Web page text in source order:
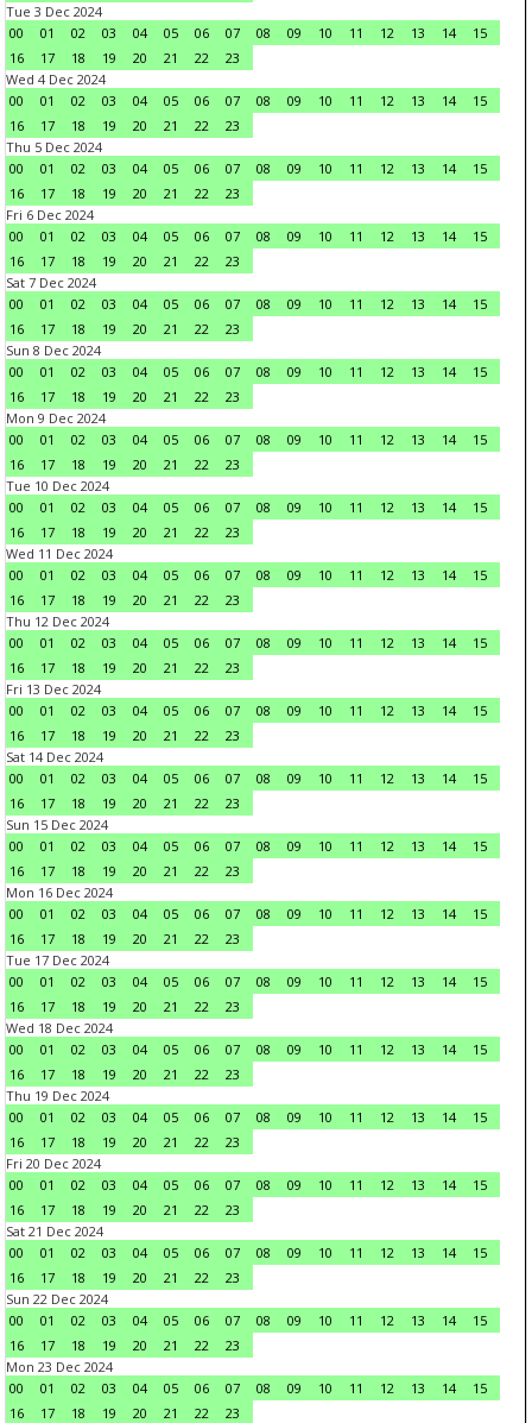
Tue 3 Dec 2024
00
01 02 03 04 05 06 07 08 09 10 11 12 13 14
15
16
17 18 19 20 21 22
23
Wed 4 Dec 2024
00
01 02 03 04 05 06 07 08 09 10 11 12 13 14
15
16
17 18 19 20 21 22
23
Thu 5 Dec 2024
00
01 02 03 04 05 06 07 08 09 10 11 12 13 14
15
16
17 18 19 20 21 22
23
Fri 6 Dec 2024
00
01 02 03 04 05 06 07 08 09 10 11 12 13 14
15
16
17 18 19 20 21 22
23
Sat 7 Dec 2024
00
01 02 03 04 05 06 07 08 09 10 11 12 13 14
15
16
17 18 19 20 21 22
23
Sun 8 Dec 2024
00
01 02 03 04 05 06 07 08 09 10 11 12 13 14
15
16
17 18 19 20 21 22
23
Mon 9 Dec 2024
00
01 02 03 04 05 06 07 08 09 10 11 12 13 14
15
16
17 18 19 20 21 22
23
Tue 10 Dec 2024
00
01 02 03 04 05 06 07 08 09 10 11 12 13 14
15
16
17 18 19 20 21 22
23
Wed 11 Dec 2024
00
01 02 03 04 05 06 07 08 09 10 11 12 13 14
15
16
17 18 19 20 21 22
23
Thu 12 Dec 2024
00
01 02 03 04 05 06 07 08 09 10 11 12 13 14
15
16
17 18 19 20 21 22
23
Fri 13 Dec 2024
00
01 02 03 04 05 06 07 08 09 10 11 12 13 14
15
16
17 18 19 20 21 22
23
Sat 14 Dec 2024
00
01 02 03 04 05 06 07 08 09 10 11 12 13 14
15
16
17 18 19 20 21 22
23
Sun 15 Dec 2024
00
01 02 03 04 05 06 07 08 09 10 11 12 13 14
15
16
17 18 19 20 21 22
23
Mon 16 Dec 2024
00
01 02 03 04 05 06 07 08 09 10 11 12 13 14
15
16
17 18 19 20 21 22
23
Tue 17 Dec 2024
00
01 02 03 04 05 06 07 08 09 10 11 12 13 14
15
16
17 18 19 20 21 22
23
Wed 18 Dec 2024
00
01 02 03 04 05 06 07 08 09 10 11 12 13 14
15
16
17 18 19 20 21 22
23
Thu 19 Dec 2024
00
01 02 03 04 05 06 07 08 09 10 11 12 13 14
15
16
17 18 19 20 21 22
23
Fri 20 Dec 2024
00
01 02 03 04 05 06 07 08 09 10 11 12 13 14
15
16
17 18 19 20 21 22
23
Sat 21 Dec 2024
00
01 02 03 04 05 06 07 08 09 10 11 12 13 14
15
16
17 18 19 20 21 22
23
Sun 22 Dec 2024
00
01 02 03 04 05 06 07 08 09 10 11 12 13 14
15
16
17 18 19 20 21 22
23
Mon 23 Dec 2024
00
01 02 03 04 05 06 07 08 09 10 11 12 13 14
15
16
17 18 19 20 21 22 23